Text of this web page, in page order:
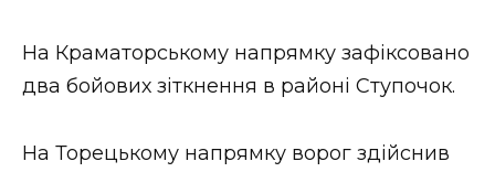
На Краматорському напрямку зафіксовано
два бойових зіткнення в районі Ступочок.
На Торецькому напрямку ворог здійснив